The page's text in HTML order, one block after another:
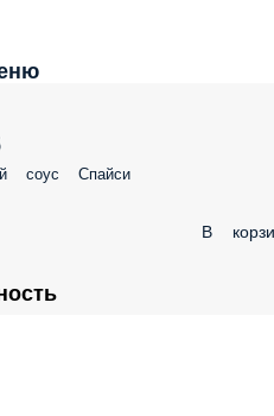
соус Спайси
В